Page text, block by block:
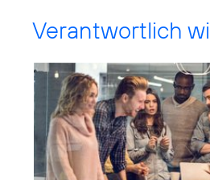
Verantwortlich